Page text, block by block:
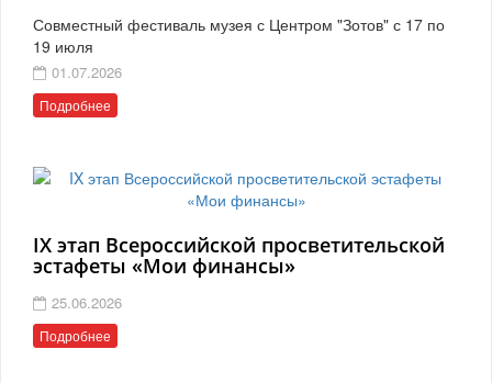
Совместный фестиваль музея с Центром "Зотов" с 17 по
19 июля
01.07.2026
Подробнее
IX этап Всероссийской просветительской
эстафеты «Мои финансы»
25.06.2026
Подробнее